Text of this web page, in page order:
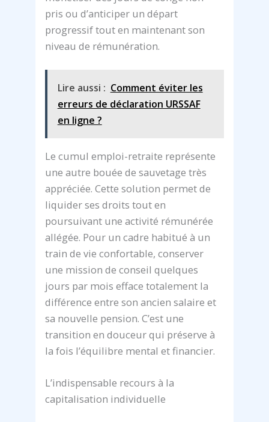
pris ou d’anticiper un départ
progressif tout en maintenant son
niveau de rémunération.
Lire aussi : Comment éviter les
erreurs de déclaration URSSAF
en ligne ?
Le cumul emploi-retraite représente
une autre bouée de sauvetage très
appréciée. Cette solution permet de
liquider ses droits tout en
poursuivant une activité rémunérée
allégée. Pour un cadre habitué à un
train de vie confortable, conserver
une mission de conseil quelques
jours par mois efface totalement la
différence entre son ancien salaire et
sa nouvelle pension. C’est une
transition en douceur qui préserve à
la fois l’équilibre mental et financier.
L’indispensable recours à la
capitalisation individuelle